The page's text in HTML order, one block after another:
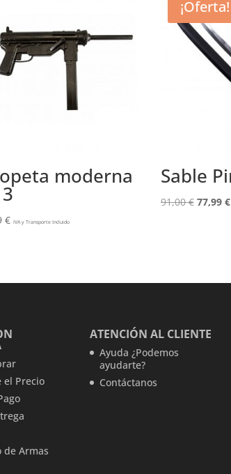
moderna
€ IVA y Transporte Incluido
¡Oferta!
Sable
91,00€ El
77,99 €
el Precio
de Armas
ATENCIÓN AL CLIENTE
Ayuda ¿Podemos
ayudarte?
Contáctanos